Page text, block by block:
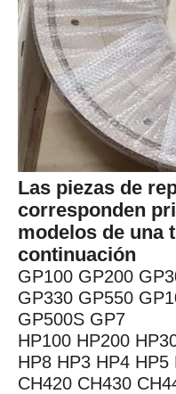
Las piezas de
corresponden
modelos de una
continuación
GP100 GP200
GP330 GP550
GP500S GP7
HP100 HP200
HP8 HP3 HP4 HP5
CH420 CH430